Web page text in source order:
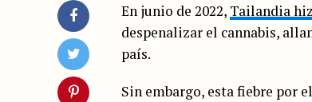
En junio de 2022, Tailandia
despenalizar el cannabis,
país.
Sin embargo, esta fiebre por